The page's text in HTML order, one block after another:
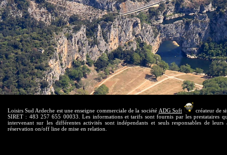
Loisirs Sud Ardeche est une enseigne commerciale de la société ADG Soft
créateur de
SIRET : 483 257 655 00033. Les informations et tarifs sont fournis par les prestataires
intervenant sur les différentes activités sont indépendants et seuls responsables de
réservation on/off line de mise en relation.